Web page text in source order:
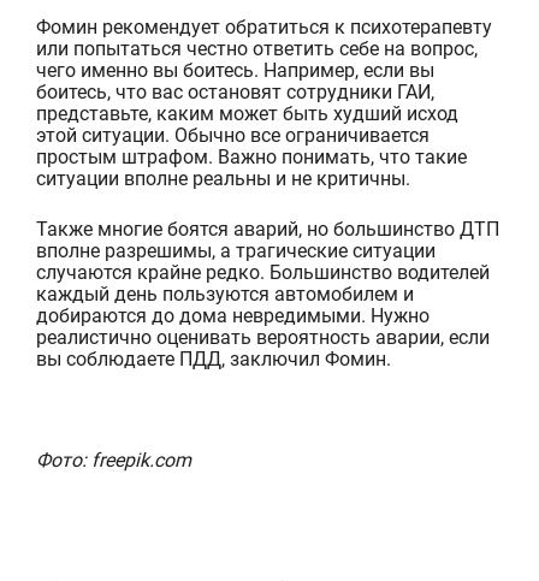
Фомин рекомендует обратиться к психотерапевту
или попытаться честно ответить себе на вопрос,
чего именно вы боитесь. Например, если вы
боитесь, что вас остановят сотрудники ГАИ,
представьте, каким может быть худший исход
этой ситуации. Обычно все ограничивается
простым штрафом. Важно понимать, что такие
ситуации вполне реальны и не критичны.
Также многие боятся аварий, но большинство ДТП
вполне разрешимы, а трагические ситуации
случаются крайне редко. Большинство водителей
каждый день пользуются автомобилем и
добираются до дома невредимыми. Нужно
реалистично оценивать вероятность аварии, если
вы соблюдаете ПДД, заключил Фомин.
Фото: freepik.com